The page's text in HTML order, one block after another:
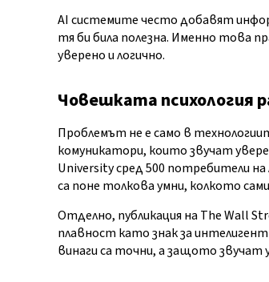
AI системите често добавят
тя би била полезна. Именно това
уверено и логично.
Човешката психология
Проблемът не е само в
комуникатори, които звучат
University сред 500 потребители
са поне толкова умни, колкото
Отделно, публикация на The Wall
плавност като знак за
винаги са точни, а защото звучат